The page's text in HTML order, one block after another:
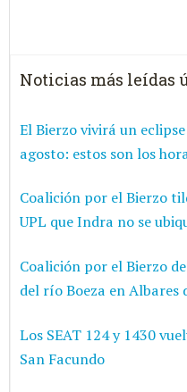
Noticias más leídas
El Bierzo vivirá un
agosto: estos son los
Coalición por el Bierzo
UPL que Indra no se
Coalición por el Bierzo
del río Boeza en Albares
Los SEAT 124 y 1430
San Facundo